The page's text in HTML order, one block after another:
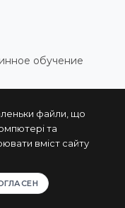
файли, що
та
вміст сайту
обучение
интересные
актуальную